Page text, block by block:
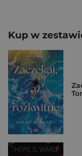
Kup w